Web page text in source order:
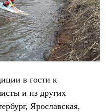
в гости к
и из других
Ярославская,